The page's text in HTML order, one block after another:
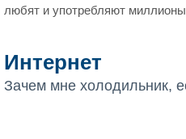
любят и употребляют
Интернет
Зачем мне холодильник,